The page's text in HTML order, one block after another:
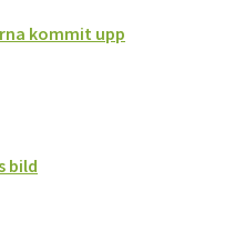
kommit upp
bild